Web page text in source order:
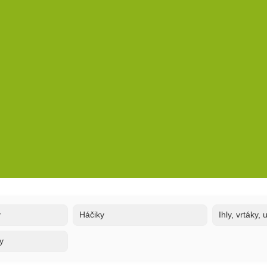
Háčiky Ihly, vrtáky,